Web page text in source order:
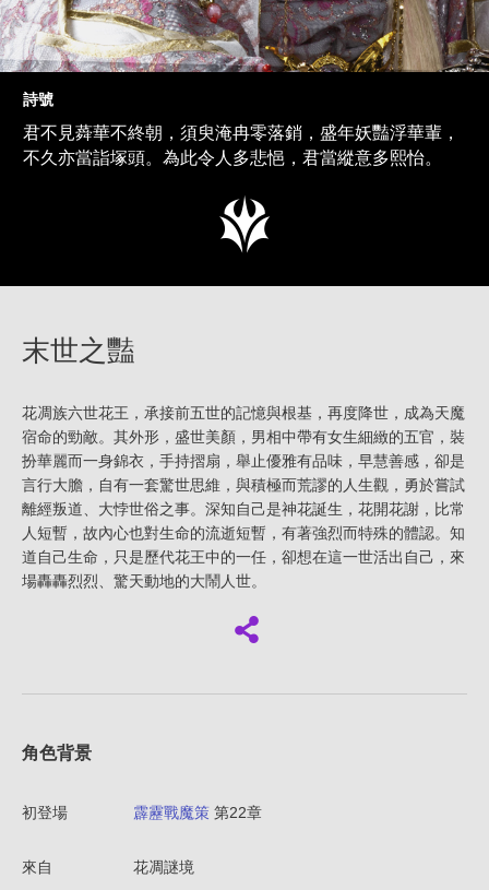
詩號
君不見蕣華不終朝，須臾淹冉零落銷，盛年妖豔浮華輩，
不久亦當詣塚頭。為此令人多悲悒，君當縱意多熙怡。
末世之豔
花凋族六世花王，承接前五世的記憶與根基，再度降世，成為天魔
宿命的勁敵。其外形，盛世美顏，男相中帶有女生細緻的五官，裝
扮華麗而一身錦衣，手持摺扇，舉止優雅有品味，早慧善感，卻是
言行大膽，自有一套驚世思維，與積極而荒謬的人生觀，勇於嘗試
離經叛道、大悖世俗之事。深知自己是神花誕生，花開花謝，比常
人短暫，故內心也對生命的流逝短暫，有著強烈而特殊的體認。知
道自己生命，只是歷代花王中的一任，卻想在這一世活出自己，來
場轟轟烈烈、驚天動地的大鬧人世。
角色背景
初登場 霹靂戰魔策 第22章
來自 花凋謎境